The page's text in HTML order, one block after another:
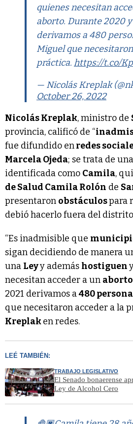
quienes necesitan
aborto. Durante 2020 y
derivamos a 480
Miguel que
práctica. https://t.co/
— Nicolás Kreplak
October 26, 2022
Nicolás Kreplak, ministro de
provincia, calificó de “
fue difundido enredes
Marcela Ojeda; se trata de una
identificada como Camila,
de Salud Camila Rolón de
presentaron obstáculospara
debió hacerlo fuera del
“Es inadmisible que
sigan decidiendo de manera
una Leyy además hostiguen
necesitan acceder a un aborto
2021 derivamos a480
que necesitaron acceder a la
Kreplaken redes.
LEÉ TAMBIÉN:
TRABAJO LEGISLATIVO
El Senado bonaerense
Ley de Alcohol Cero